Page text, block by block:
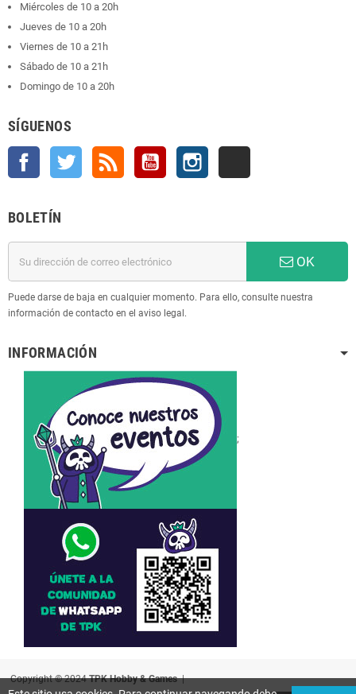
Miércoles de 10 a 20h
Jueves de 10 a 20h
Viernes de 10 a 21h
Sábado de 10 a 21h
Domingo de 10 a 20h
SÍGUENOS
Facebook Twitter YouTube
BOLETÍN
OK
Puede darse de baja en cualquier momento. Para ello, consulte nuestra
información de contacto en el aviso legal.
INFORMACIÓN
;
Copyright © 2024TPK Hobby & Games|